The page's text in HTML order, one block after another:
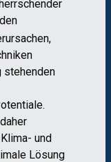
stehenden
und
Lösung